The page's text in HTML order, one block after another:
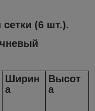
сетки (6 шт.).
Ширин
а
Высот
а